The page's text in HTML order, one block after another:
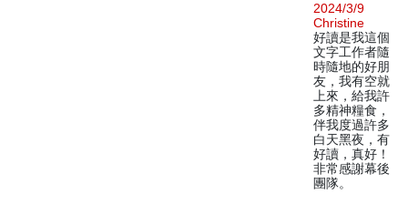
2024/3/9
Christine
好讀是我這個
文字工作者隨
時隨地的好朋
友，我有空就
上來，給我許
多精神糧食，
伴我度過許多
白天黑夜，有
好讀，真好！
非常感謝幕後
團隊。